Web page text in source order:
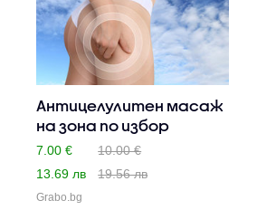
Антицелулитен масаж
на зона по избор
7.00 €
10.00 €
13.69 лв
19.56 лв
Grabo.bg